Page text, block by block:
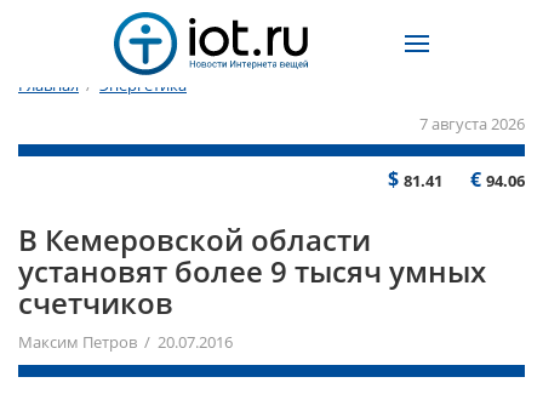
Главная / Энергетика
7 августа 2026
$ 81.41 € 94.06
В Кемеровской области
установят более 9 тысяч умных
счетчиков
Максим Петров / 20.07.2016